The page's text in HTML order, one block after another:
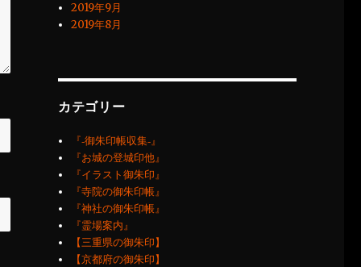
2019年9月
2019年8月
カテゴリー
『‐御朱印帳収集‐』
『お城の登城印他』
『イラスト御朱印』
『寺院の御朱印帳』
『神社の御朱印帳』
『霊場案内』
【三重県の御朱印】
【京都府の御朱印】